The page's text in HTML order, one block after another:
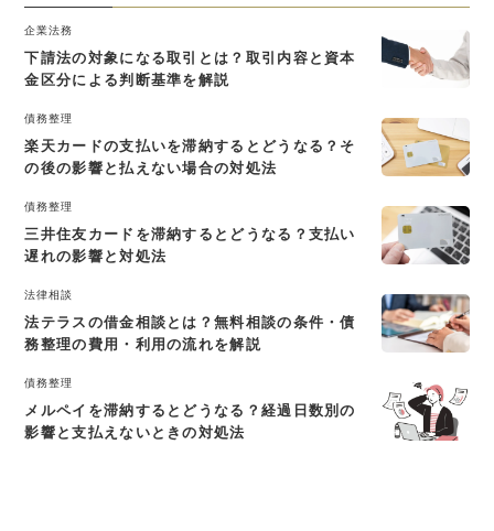
企業法務
下請法の対象になる取引とは？取引内容と資本
金区分による判断基準を解説
債務整理
楽天カードの支払いを滞納するとどうなる？そ
の後の影響と払えない場合の対処法
債務整理
三井住友カードを滞納するとどうなる？支払い
遅れの影響と対処法
法律相談
法テラスの借金相談とは？無料相談の条件・債
務整理の費用・利用の流れを解説
債務整理
メルペイを滞納するとどうなる？経過日数別の
影響と支払えないときの対処法